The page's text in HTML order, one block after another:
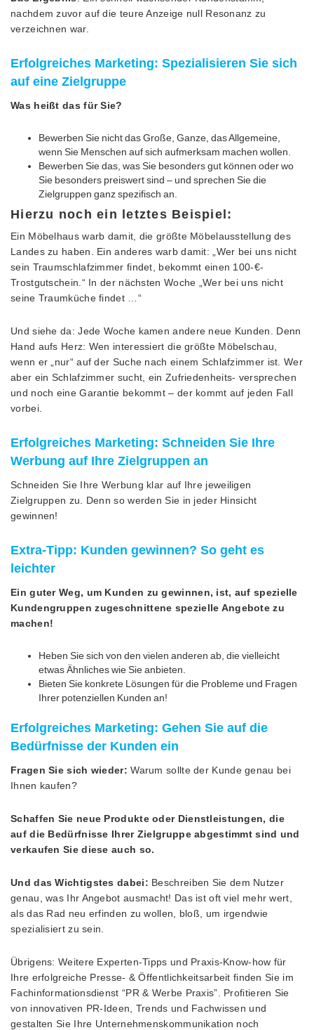
nachdem zuvor auf die teure Anzeige null Resonanz zu
verzeichnen war.
Erfolgreiches Marketing: Spezialisieren Sie sich
auf eine Zielgruppe
Was heißt das für Sie?
Bewerben Sie nicht das Große, Ganze, das Allgemeine,
wenn Sie Menschen auf sich aufmerksam machen wollen.
Bewerben Sie das, was Sie besonders gut können oder wo
Sie besonders preiswert sind – und sprechen Sie die
Zielgruppen ganz spezifisch an.
Hierzu noch ein letztes Beispiel:
Ein Möbelhaus warb damit, die größte Möbelausstellung des
Landes zu haben. Ein anderes warb damit: „Wer bei uns nicht
sein Traumschlafzimmer findet, bekommt einen 100-€-
Trostgutschein.“ In der nächsten Woche „Wer bei uns nicht
seine Traumküche findet …“
Und siehe da: Jede Woche kamen andere neue Kunden. Denn
Hand aufs Herz: Wen interessiert die größte Möbelschau,
wenn er „nur“ auf der Suche nach einem Schlafzimmer ist. Wer
aber ein Schlafzimmer sucht, ein Zufriedenheits- versprechen
und noch eine Garantie bekommt – der kommt auf jeden Fall
vorbei.
Erfolgreiches Marketing: Schneiden Sie Ihre
Werbung auf Ihre Zielgruppen an
Schneiden Sie Ihre Werbung klar auf Ihre jeweiligen
Zielgruppen zu. Denn so werden Sie in jeder Hinsicht
gewinnen!
Extra-Tipp: Kunden gewinnen? So geht es
leichter
Ein guter Weg, um Kunden zu gewinnen, ist, auf spezielle
Kundengruppen zugeschnittene spezielle Angebote zu
machen!
Heben Sie sich von den vielen anderen ab, die vielleicht
etwas Ähnliches wie Sie anbieten.
Bieten Sie konkrete Lösungen für die Probleme und Fragen
Ihrer potenziellen Kunden an!
Erfolgreiches Marketing: Gehen Sie auf die
Bedürfnisse der Kunden ein
Fragen Sie sich wieder: Warum sollte der Kunde genau bei
Ihnen kaufen?
Schaffen Sie neue Produkte oder Dienstleistungen, die
auf die Bedürfnisse Ihrer Zielgruppe abgestimmt sind und
verkaufen Sie diese auch so.
Und das Wichtigstes dabei: Beschreiben Sie dem Nutzer
genau, was Ihr Angebot ausmacht! Das ist oft viel mehr wert,
als das Rad neu erfinden zu wollen, bloß, um irgendwie
spezialisiert zu sein.
Übrigens: Weitere Experten-Tipps und Praxis-Know-how für
Ihre erfolgreiche Presse- & Öffentlichkeitsarbeit finden Sie im
Fachinformationsdienst “PR & Werbe Praxis”. Profitieren Sie
von innovativen PR-Ideen, Trends und Fachwissen und
gestalten Sie Ihre Unternehmenskommunikation noch